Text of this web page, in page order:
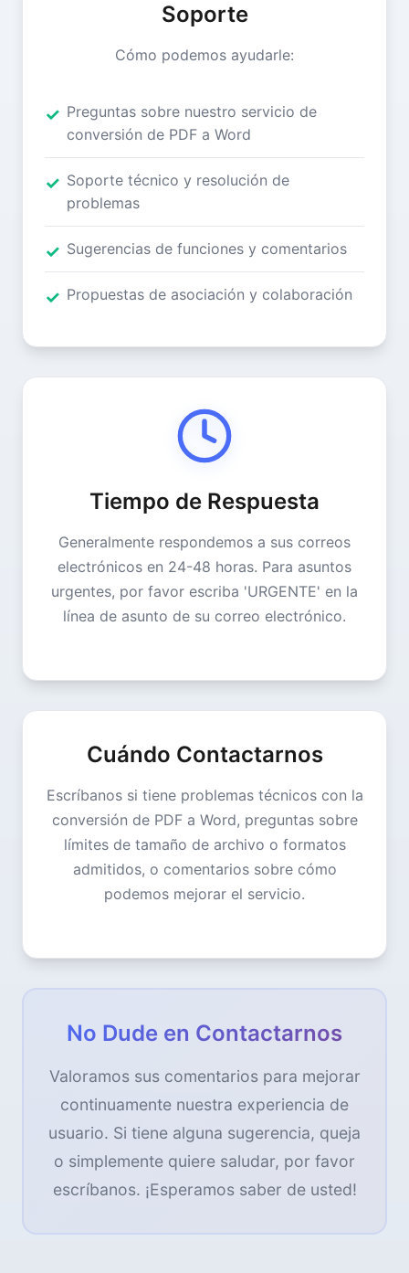
Soporte
Cómo podemos ayudarle:
Preguntas sobre nuestro servicio de
conversión de PDF a Word
Soporte técnico y resolución de
problemas
Sugerencias de funciones y comentarios
Propuestas de asociación y colaboración
Tiempo de Respuesta
Generalmente respondemos a sus correos
electrónicos en 24-48 horas. Para asuntos
urgentes, por favor escriba 'URGENTE' en la
línea de asunto de su correo electrónico.
Cuándo Contactarnos
Escríbanos si tiene problemas técnicos con la
conversión de PDF a Word, preguntas sobre
límites de tamaño de archivo o formatos
admitidos, o comentarios sobre cómo
podemos mejorar el servicio.
No Dude en Contactarnos
Valoramos sus comentarios para mejorar
continuamente nuestra experiencia de
usuario. Si tiene alguna sugerencia, queja
o simplemente quiere saludar, por favor
escríbanos. ¡Esperamos saber de usted!